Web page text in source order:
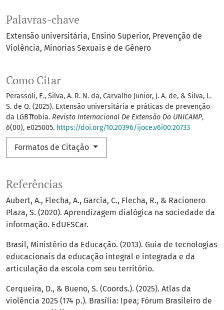
Palavras-chave
Extensão universitária Ensino Superior Prevenção de
Violência Minorias Sexuais e de Gênero
Como Citar
Perassoli, E., Silva, A. R. N. da, Carvalho Junior, J. A. de, & Silva, L.
S. de Q. (2025). Extensão universitária e práticas de prevenção
da LGBTfobia. Revista Internacional De Extensão Da UNICAMP,
6(00), e025005. https://doi.org/10.20396/ijoce.v6i00.20733
Formatos de Citação
Referências
Aubert, A., Flecha, A., García, C., Flecha, R., & Racionero
Plaza, S. (2020). Aprendizagem dialógica na sociedade da
informação. EdUFSCar.
Brasil, Ministério da Educação. (2013). Guia de tecnologias
educacionais da educação integral e integrada e da
articulação da escola com seu território.
Cerqueira, D., & Bueno, S. (Coords.). (2025). Atlas da
violência 2025 (174 p.). Brasília: Ipea; Fórum Brasileiro de